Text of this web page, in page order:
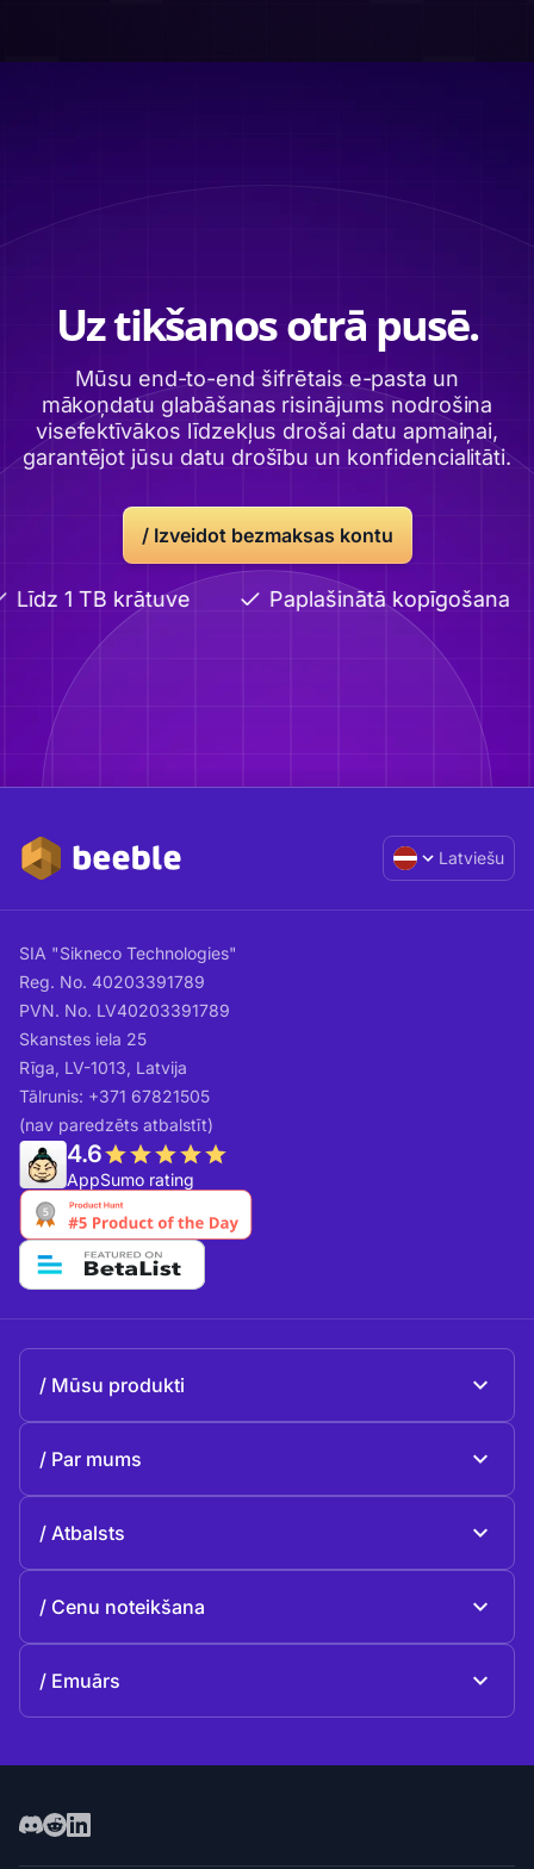
Uz tikšanos otrā pusē.
Mūsu end-to-end šifrētais e-pasta un
mākoņdatu glabāšanas risinājums nodrošina
visefektīvākos līdzekļus drošai datu apmaiņai,
garantējot jūsu datu drošību un konfidencialitāti.
/ Izveidot bezmaksas kontu
1 TB krātuve Paplašinātā kopīgošana
Latviešu
SIA "Sikneco Technologies"
Reg. No. 40203391789
PVN. No. LV40203391789
Skanstes iela 25
Rīga, LV-1013, Latvija
Tālrunis: +371 67821505
(nav paredzēts atbalstīt)
4.6
AppSumo rating
Mūsu produkti
Par mums
Vēsture
Atbalsts
Kontakti
Cenu noteikšana
Emuārs